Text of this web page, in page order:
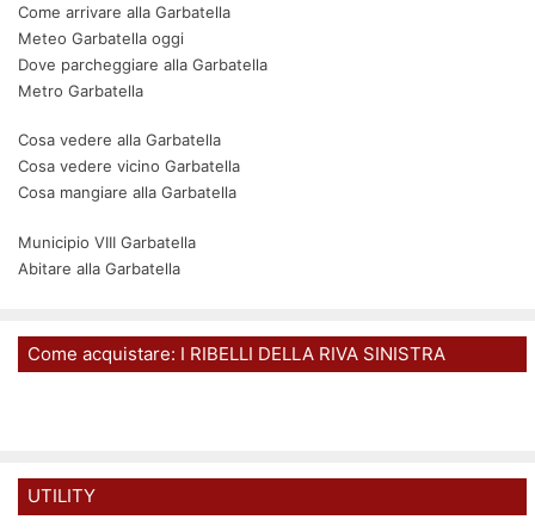
Come arrivare alla Garbatella
Meteo Garbatella oggi
Dove parcheggiare alla Garbatella
Metro Garbatella
Cosa vedere alla Garbatella
Cosa vedere vicino Garbatella
Cosa mangiare alla Garbatella
Municipio VIII Garbatella
Abitare alla Garbatella
Come acquistare: I RIBELLI DELLA RIVA SINISTRA
UTILITY